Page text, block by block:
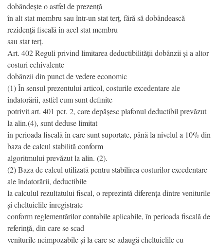
dobândește o astfel de prezență
în alt stat membru sau într-un stat terț, fără să dobândească
rezidență fiscală în acel stat membru
sau stat terț.
Art. 402 Reguli privind limitarea deductibilității dobânzii și a altor
costuri echivalente
dobânzii din punct de vedere economic
(1) În sensul prezentului articol, costurile excedentare ale
îndatorării, astfel cum sunt definite
potrivit art. 401 pct. 2, care depășesc plafonul deductibil prevăzut
la alin.(4), sunt deduse limitat
în perioada fiscală în care sunt suportate, până la nivelul a 10% din
baza de calcul stabilită conform
algoritmului prevăzut la alin. (2).
(2) Baza de calcul utilizată pentru stabilirea costurilor excedentare
ale îndatorării, deductibile
la calculul rezultatului fiscal, o reprezintă diferența dintre veniturile
și cheltuielile înregistrate
conform reglementărilor contabile aplicabile, în perioada fiscală de
referință, din care se scad
veniturile neimpozabile și la care se adaugă cheltuielile cu